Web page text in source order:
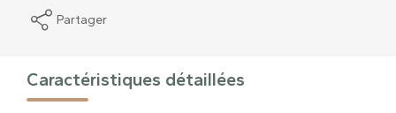
Partager
Caractéristiques détaillées